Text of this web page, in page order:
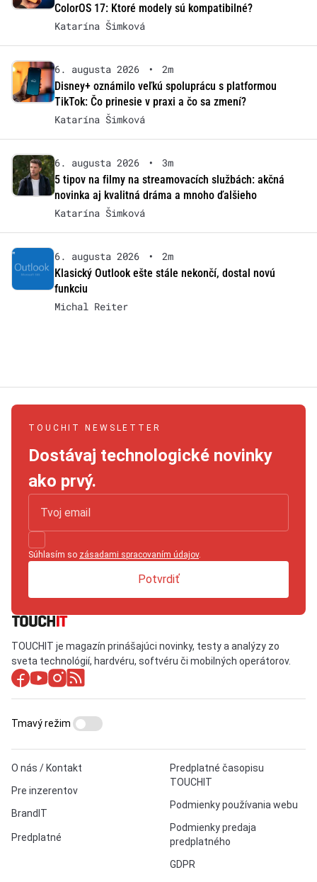
ColorOS 17: Ktoré modely sú kompatibilné?
Katarína Šimková
6. augusta 2026 •
2m
Disney+ oznámilo veľkú spoluprácu s platformou
TikTok: Čo prinesie v praxi a čo sa zmení?
Katarína Šimková
6. augusta 2026 •
3m
5 tipov na filmy na streamovacích službách: akčná
novinka aj kvalitná dráma a mnoho ďalšieho
Katarína Šimková
6. augusta 2026 •
2m
Klasický Outlook ešte stále nekončí, dostal novú
funkciu
Michal Reiter
TOUCHIT NEWSLETTER
Dostávaj technologické novinky
ako prvý.
Súhlasím so zásadami spracovaním údajov.
Potvrdiť
TOUCHIT je magazín prinášajúci novinky, testy a analýzy zo
sveta technológií, hardvéru, softvéru či mobilných operátorov.
O nás / Kontakt
Pre inzerentov
BrandIT
Predplatné
Predplatné časopisu
TOUCHIT
Podmienky používania webu
Podmienky predaja
predplatného
GDPR
Tmavý režim